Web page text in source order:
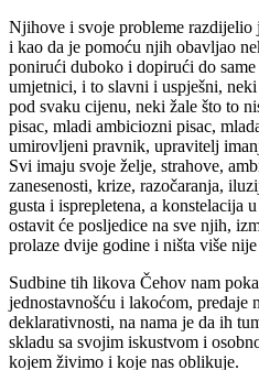
Njihove i svoje probleme
i kao da je pomoću njih obavljao
ponirući duboko i dopirući do
umjetnici, i to slavni i uspješni,
pod svaku cijenu, neki žale što to
pisac, mladi ambiciozni pisac,
umirovljeni pravnik, upravitelj
Svi imaju svoje želje, strahove,
zanesenosti, krize, razočaranja,
gusta i isprepletena, a konstelacija
ostavit će posljedice na sve njih,
prolaze dvije godine i ništa više nije
Sudbine tih likova Čehov nam
jednostavnošću i lakoćom, predaje
deklarativnosti, na nama je da ih
skladu sa svojim iskustvom i
kojem živimo i koje nas oblikuje.